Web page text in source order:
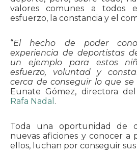
valores comunes a todos
esfuerzo, la constancia y el
“El hecho de poder
experiencia de deportistas
un ejemplo para estos
esfuerzo, voluntad y
cerca de conseguir lo que se
Eunate Gómez, directora
Rafa Nadal .
Toda una oportunidad de
nuevas aficiones y conocer a
ellos, luchan por conseguir sus